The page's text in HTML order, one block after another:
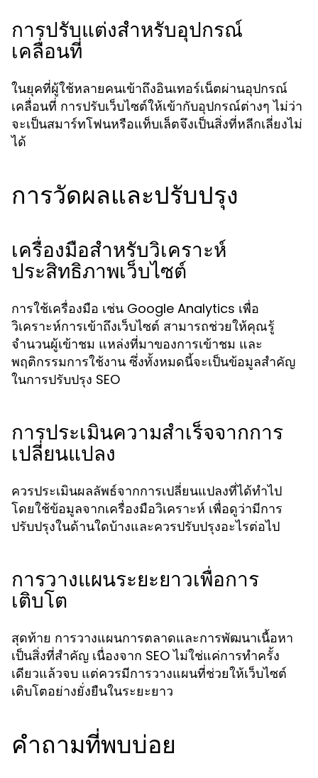
การปรับแต่งสำหรับอุปกรณ์
เคลื่อนที่
ในยุคที่ผู้ใช้หลายคนเข้าถึงอินเทอร์เน็ตผ่านอุปกรณ์
เคลื่อนที่ การปรับเว็บไซต์ให้เข้ากับอุปกรณ์ต่างๆ ไม่ว่า
จะเป็นสมาร์ทโฟนหรือแท็บเล็ตจึงเป็นสิ่งที่หลีกเลี่ยงไม่
ได้
การวัดผลและปรับปรุง
เครื่องมือสำหรับวิเคราะห์
ประสิทธิภาพเว็บไซต์
การใช้เครื่องมือ เช่น Google Analytics เพื่อ
วิเคราะห์การเข้าถึงเว็บไซต์ สามารถช่วยให้คุณรู้
จำนวนผู้เข้าชม แหล่งที่มาของการเข้าชม และ
พฤติกรรมการใช้งาน ซึ่งทั้งหมดนี้จะเป็นข้อมูลสำคัญ
ในการปรับปรุง SEO
การประเมินความสำเร็จจากการ
เปลี่ยนแปลง
ควรประเมินผลลัพธ์จากการเปลี่ยนแปลงที่ได้ทำไป
โดยใช้ข้อมูลจากเครื่องมือวิเคราะห์ เพื่อดูว่ามีการ
ปรับปรุงในด้านใดบ้างและควรปรับปรุงอะไรต่อไป
การวางแผนระยะยาวเพื่อการ
เติบโต
สุดท้าย การวางแผนการตลาดและการพัฒนาเนื้อหา
เป็นสิ่งที่สำคัญ เนื่องจาก SEO ไม่ใช่แค่การทำครั้ง
เดียวแล้วจบ แต่ควรมีการวางแผนที่ช่วยให้เว็บไซต์
เติบโตอย่างยั่งยืนในระยะยาว
คำถามที่พบบ่อย